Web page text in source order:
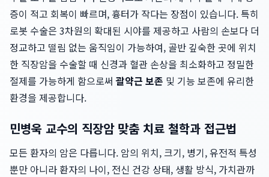
증이 적고 회복이 빠르며, 흉터가 작다는 장점이 있습니다. 특히
로봇 수술은 3차원의 확대된 시야를 제공하고 사람의 손보다 더
정교하고 떨림 없는 움직임이 가능하여, 골반 깊숙한 곳에 위치
한 직장암을 수술할 때 신경과 혈관 손상을 최소화하고 정밀한
절제를 가능하게 함으로써괄약근 보존 및 기능 보존에 유리한
환경을 제공합니다.
민병욱 교수의 직장암 맞춤 치료 철학과 접근법
모든 환자의 암은 다릅니다. 암의 위치, 크기, 병기, 유전적 특성
뿐만 아니라 환자의 나이, 전신 건강 상태, 생활 방식, 가치관까